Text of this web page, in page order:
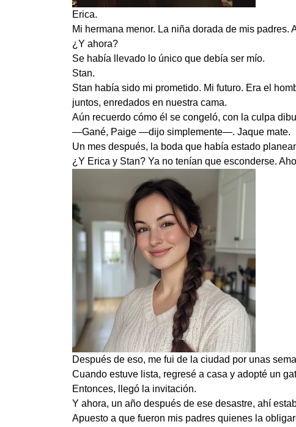
Erica.
Mi hermana menor. La niña dorada de mis
¿Y ahora?
Se había llevado lo único que debía ser mío.
Stan.
Stan había sido mi prometido. Mi futuro. Era el
juntos, enredados en nuestra cama.
Aún recuerdo cómo él se congeló, con la culpa
—Gané, Paige —dijo simplemente—. Jaque mate.
Un mes después, la boda que había estado
¿Y Erica y Stan? Ya no tenían que esconderse.
Después de eso, me fui de la ciudad por unas
Cuando estuve lista, regresé a casa y adopté un
Entonces, llegó la invitación.
Y ahora, un año después de ese desastre, ahí
Apuesto a que fueron mis padres quienes la